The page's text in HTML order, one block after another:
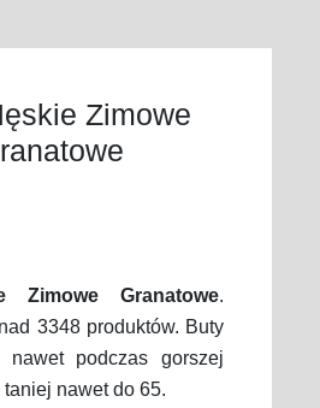
Zimowe
Zimowe Granatowe.
3348 produktów. Buty
nawet podczas gorszej
nawet do 65.